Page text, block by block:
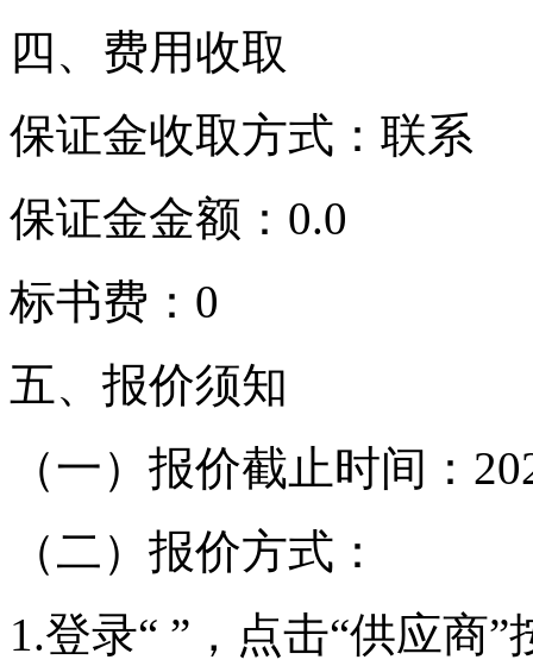
四、费用收取
保证金收取方式：联系
保证金金额：0.0
标书费：0
五、报价须知
（一）报价截止时间：
（二）报价方式：
1.登录“ ”，点击“供应商